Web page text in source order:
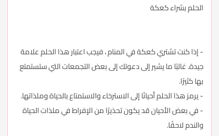
الحلم بشراء كعكة
- إذا كنت تشتري كعكة في المنام ، فيجب اعتبار هذا الحلم علامة
جيدة. غالبًا ما يشير إلى دعوتك إلى بعض التجمعات التي ستستمتع
بها كثيرًا.
- يرمز هذا الحلم أحيانًا إلى الاسترخاء والاستمتاع بالحياة وملذاتها.
- في بعض الأحيان قد يكون تحذيرًا من الإفراط في ملذات الحياة
والندم لاحقًا.